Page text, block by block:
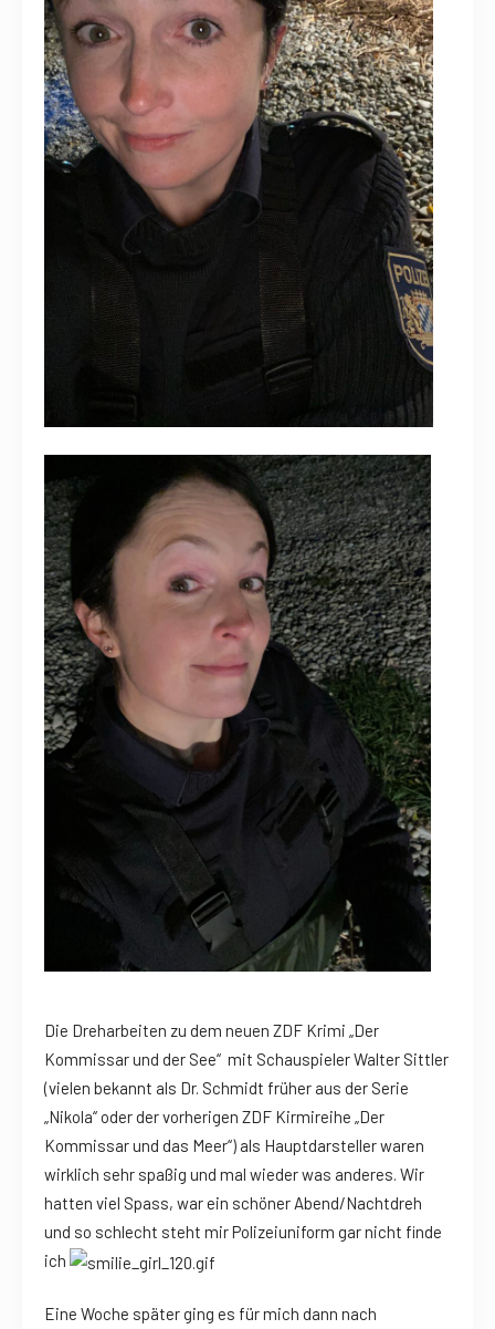
Die Dreharbeiten zu dem neuen ZDF Krimi „Der
Kommissar und der See“ mit Schauspieler Walter Sittler
(vielen bekannt als Dr. Schmidt früher aus der Serie
„Nikola“ oder der vorherigen ZDF Kirmireihe „Der
Kommissar und das Meer“) als Hauptdarsteller waren
wirklich sehr spaßig und mal wieder was anderes. Wir
hatten viel Spass, war ein schöner Abend/Nachtdreh
und so schlecht steht mir Polizeiuniform gar nicht finde
ich
Eine Woche später ging es für mich dann nach